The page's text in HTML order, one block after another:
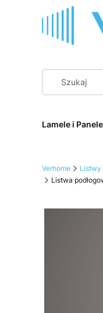
Lamele i
Verhome Listwy
Listwa